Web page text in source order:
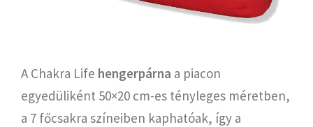
A Chakra Life hengerpárna a piacon
egyedüliként 50×20 cm-es tényleges méretben,
a 7 főcsakra színeiben kaphatóak, így a